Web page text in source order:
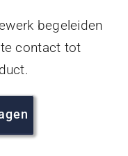
begeleiden
contact tot